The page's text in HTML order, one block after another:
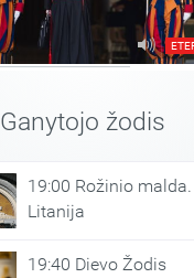
Ganytojo žodis
19:00 Rožinio malda.
Litanija
19:40 Dievo Žodis